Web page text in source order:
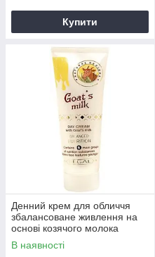
Купити
Денний крем для обличчя
збалансоване живлення на
основі козячого молока
REGAL GOAT'S MILK
В наявності